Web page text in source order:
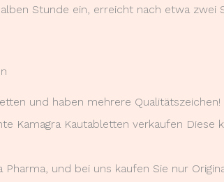
Stunde ein, erreicht nach etwa zwei
und haben mehrere Qualitätszeichen!
Kamagra Kautabletten verkaufen
und bei uns kaufen Sie nur